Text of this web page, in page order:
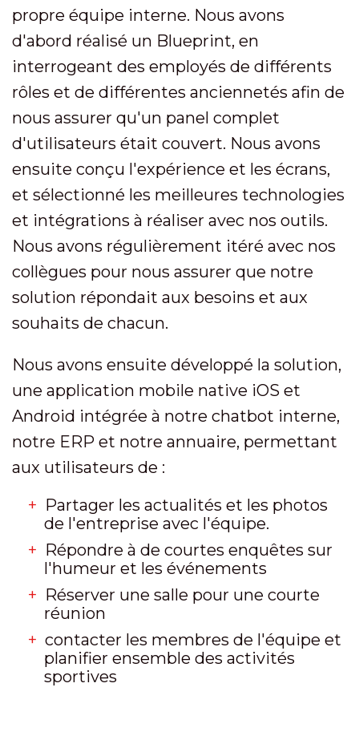
propre équipe interne. Nous avons
d'abord réalisé un Blueprint, en
interrogeant des employés de différents
rôles et de différentes anciennetés afin de
nous assurer qu'un panel complet
d'utilisateurs était couvert. Nous avons
ensuite conçu l'expérience et les écrans,
et sélectionné les meilleures technologies
et intégrations à réaliser avec nos outils.
Nous avons régulièrement itéré avec nos
collègues pour nous assurer que notre
solution répondait aux besoins et aux
souhaits de chacun.
Nous avons ensuite développé la solution,
une application mobile native iOS et
Android intégrée à notre chatbot interne,
notre ERP et notre annuaire, permettant
aux utilisateurs de :
Partager les actualités et les photos
de l'entreprise avec l'équipe.
Répondre à de courtes enquêtes sur
l'humeur et les événements
Réserver une salle pour une courte
réunion
contacter les membres de l'équipe et
planifier ensemble des activités
sportives